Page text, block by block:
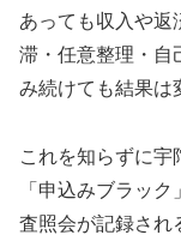
あっても収入や返
滞・任意整理・自
み続けても結果は
これを知らずに宇
「申込みブラッ
査照会が記録され